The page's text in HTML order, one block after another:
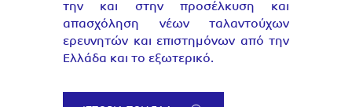
την και στην προσέλκυση και
απασχόληση νέων ταλαντούχων
ερευνητών και επιστημόνων από την
Ελλάδα και το εξωτερικό.